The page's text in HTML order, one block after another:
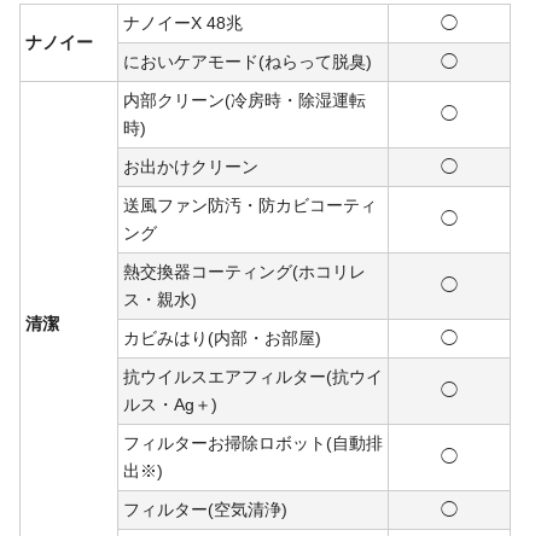
ナノイー
ナノイーX 48兆
◯
においケアモード(ねらって脱臭)
◯
清潔
内部クリーン(冷房時・除湿運転
時)
◯
お出かけクリーン
◯
送風ファン防汚・防カビコーティ
ング
◯
熱交換器コーティング(ホコリレ
ス・親水)
◯
カビみはり(内部・お部屋)
◯
抗ウイルスエアフィルター(抗ウイ
ルス・Ag＋)
◯
フィルターお掃除ロボット(自動排
出※)
◯
フィルター(空気清浄)
◯